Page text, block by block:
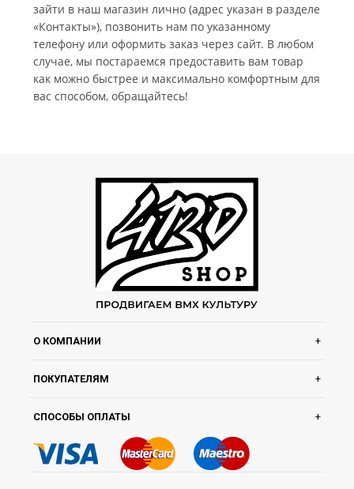
зайти в наш магазин лично (адрес указан в разделе
«Контакты»), позвонить нам по указанному
телефону или оформить заказ через сайт. В любом
случае, мы постараемся предоставить вам товар
как можно быстрее и максимально комфортным для
вас способом, обращайтесь!
О КОМПАНИИ
ПОКУПАТЕЛЯМ
СПОСОБЫ ОПЛАТЫ